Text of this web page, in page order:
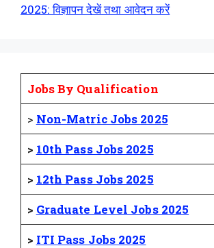
2025: विज्ञापन देखें तथा आवेदन करें
Jobs By Qualification
> Non-Matric Jobs 2025
> 10th Pass Jobs 2025
> 12th Pass Jobs 2025
> Graduate Level Jobs 2025
> ITI Pass Jobs 2025